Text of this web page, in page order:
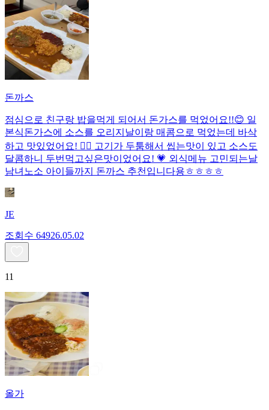
돈까스
점심으로 친구랑 밥을먹게 되어서 돈가스를 먹었어요!!😊 일
본식돈가스에 소스를 오리지날이랑 매콤으로 먹었는데 바삭
하고 맛있었어요! 👍🏻 고기가 두툼해서 씹는맛이 있고 소스도
달콤하니 두번먹고싶은맛이었어요! 💗 외식메뉴 고민되는날
남녀노소 아이들까지 돈까스 추천입니다용ㅎㅎㅎㅎ
JE
조회수 64926.05.02
11
올가